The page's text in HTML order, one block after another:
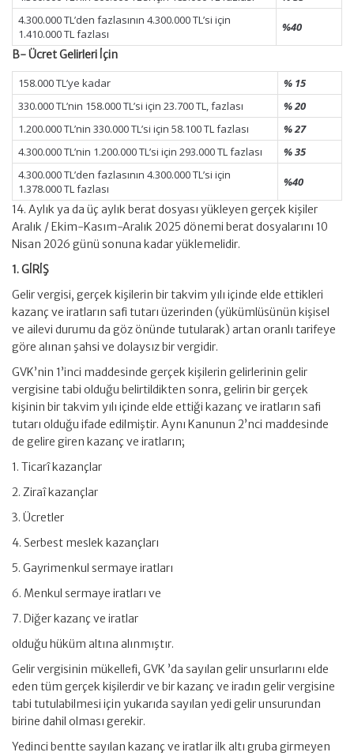
4.300.000 TL’den fazlasının 4.300.000 TL’si için
1.410.000 TL fazlası
%40
B- Ücret Gelirleri İçin
158.000 TL’ye kadar
% 15
330.000 TL’nin 158.000 TL’si için 23.700 TL, fazlası
% 20
1.200.000 TL’nin 330.000 TL’si için 58.100 TL fazlası
% 27
4.300.000 TL’nin 1.200.000 TL’si için 293.000 TL fazlası
% 35
4.300.000 TL’den fazlasının 4.300.000 TL’si için
1.378.000 TL fazlası
%40
14. Aylık ya da üç aylık berat dosyası yükleyen gerçek kişiler
Aralık / Ekim-Kasım-Aralık 2025 dönemi berat dosyalarını 10
Nisan 2026 günü sonuna kadar yüklemelidir.
1. GİRİŞ
Gelir vergisi, gerçek kişilerin bir takvim yılı içinde elde ettikleri
kazanç ve iratların safi tutarı üzerinden (yükümlüsünün kişisel
ve ailevi durumu da göz önünde tutularak) artan oranlı tarifeye
göre alınan şahsi ve dolaysız bir vergidir.
GVK’nin 1’inci maddesinde gerçek kişilerin gelirlerinin gelir
vergisine tabi olduğu belirtildikten sonra, gelirin bir gerçek
kişinin bir takvim yılı içinde elde ettiği kazanç ve iratların safi
tutarı olduğu ifade edilmiştir. Aynı Kanunun 2’nci maddesinde
de gelire giren kazanç ve iratların;
1. Ticarî kazançlar
2. Ziraî kazançlar
3. Ücretler
4. Serbest meslek kazançları
5. Gayrimenkul sermaye iratları
6. Menkul sermaye iratları ve
7. Diğer kazanç ve iratlar
olduğu hüküm altına alınmıştır.
Gelir vergisinin mükellefi, GVK ’da sayılan gelir unsurlarını elde
eden tüm gerçek kişilerdir ve bir kazanç ve iradın gelir vergisine
tabi tutulabilmesi için yukarıda sayılan yedi gelir unsurundan
birine dahil olması gerekir.
Yedinci bentte sayılan kazanç ve iratlar ilk altı gruba girmeyen